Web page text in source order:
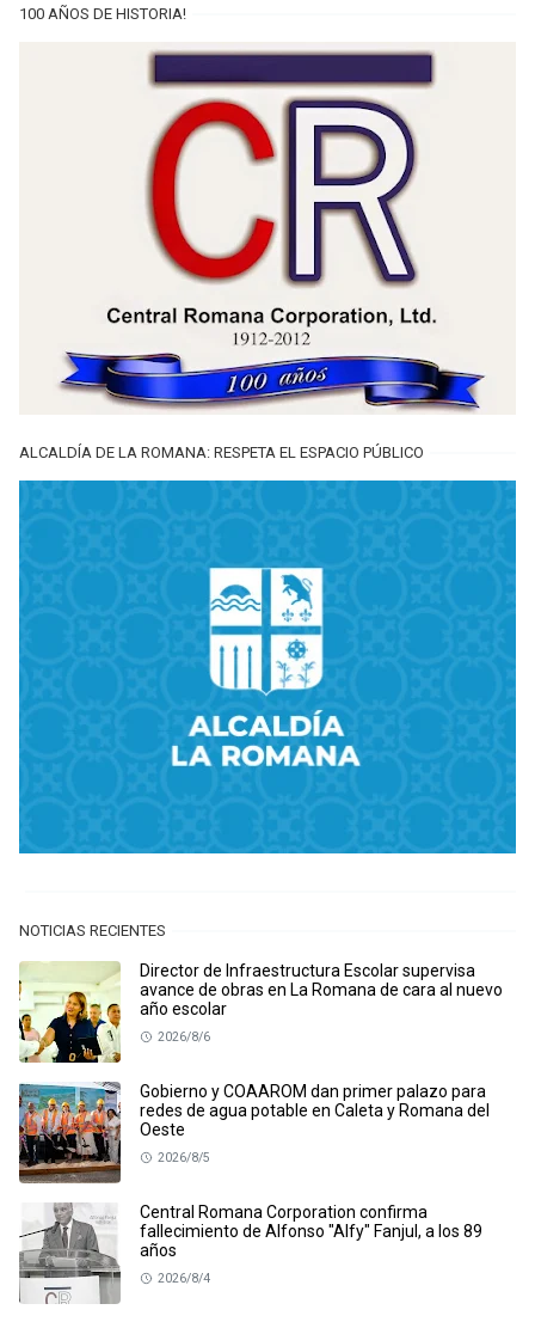
100 AÑOS DE HISTORIA!
ALCALDÍA DE LA ROMANA: RESPETA EL ESPACIO PÚBLICO
NOTICIAS RECIENTES
Director de Infraestructura Escolar supervisa
avance de obras en La Romana de cara al nuevo
año escolar
2026/8/6
Gobierno y COAAROM dan primer palazo para
redes de agua potable en Caleta y Romana del
Oeste
2026/8/5
Central Romana Corporation confirma
fallecimiento de Alfonso "Alfy" Fanjul, a los 89
años
2026/8/4